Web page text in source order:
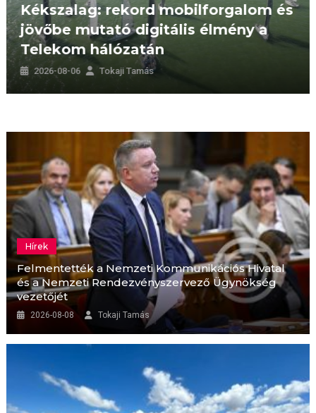
Central Médiacsoport digitális
transzformációjának következő
szakaszát
2026-08-05 Tokaji Tamás
Hírek
Felmentették a Nemzeti Kommunikációs Hivatal
és a Nemzeti Rendezvényszervező Ügynökség
vezetőjét
2026-08-08 Tokaji Tamás